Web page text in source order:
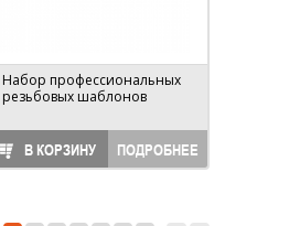
Набор профессиональных
резьбовых шаблонов
В КОРЗИНУ ПОДРОБНЕЕ